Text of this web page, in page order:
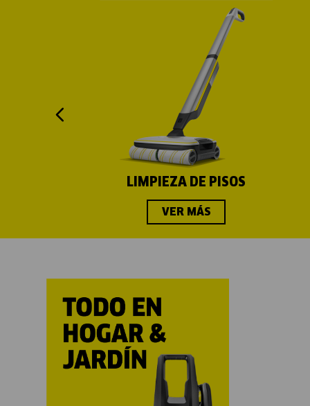
LIMPIEZA DE PISOS
VER MÁS